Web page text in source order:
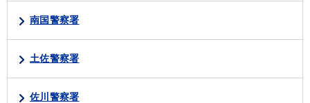
南国警察署
土佐警察署
佐川警察署